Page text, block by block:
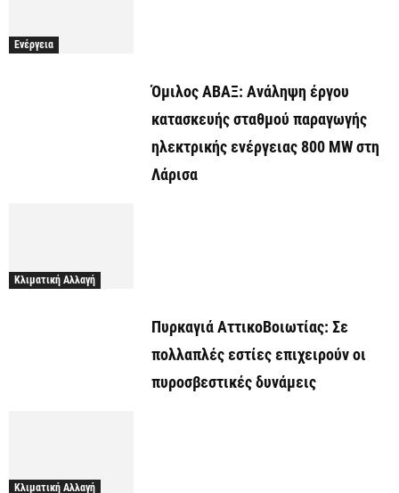
Ενέργεια
Όμιλος ΑΒΑΞ: Ανάληψη έργου
κατασκευής σταθμού παραγωγής
ηλεκτρικής ενέργειας 800 ΜW στη
Λάρισα
Κλιματική Αλλαγή
Πυρκαγιά ΑττικοΒοιωτίας: Σε
πολλαπλές εστίες επιχειρούν οι
πυροσβεστικές δυνάμεις
Κλιματική Αλλαγή